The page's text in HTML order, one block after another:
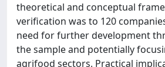
theoretical and conceptual
verification was to 120
need for further development
the sample and potentially
agrifood sectors. Practical